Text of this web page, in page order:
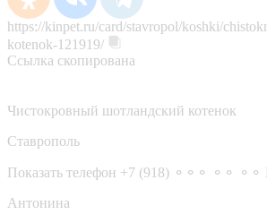
https://kinpet.ru/card/stavropol/koshki/
kotenok-121919/
Ссылка скопирована
Чистокровный шотландский котенок
Ставрополь
Показать телефон +7 (918) ⚬⚬⚬ ⚬⚬ ⚬⚬
Антонина